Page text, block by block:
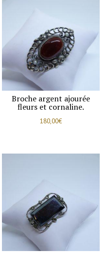
Broche argent ajourée
fleurs et cornaline.
180,00€